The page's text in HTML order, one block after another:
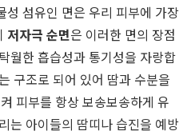
성 섬유인 면은 우리 피부에 가장
저자극 순면은 이러한 면의 장점
월한 흡습성과 통기성을 자랑합
구조로 되어 있어 땀과 수분을
피부를 항상 보송보송하게 유
는 아이들의 땀띠나 습진을 예방